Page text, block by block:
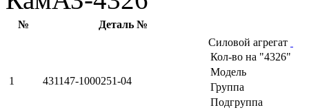
№ Деталь №
1 431147-1000251-04
Силовой агрегат
Кол-во на "4326"
Модель
Группа
Подгруппа